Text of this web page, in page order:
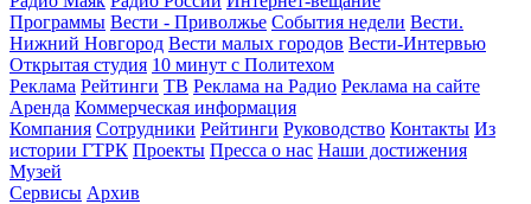
Программы Вести - Приволжье События недели Вести.
Нижний Новгород Вести малых городов Вести-Интервью
Открытая студия 10 минут с Политехом
Реклама Рейтинги ТВ Реклама на Радио Реклама на сайте
Аренда Коммерческая информация
Компания Сотрудники Рейтинги Руководство Контакты Из
истории ГТРК Проекты Пресса о нас Наши достижения
Музей
Сервисы Архив